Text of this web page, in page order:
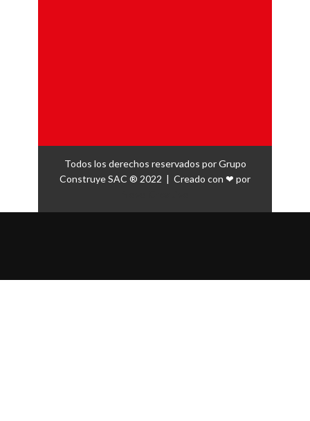
Todos los derechos reservados por Grupo
Construye SAC ® 2022 | Creado con ❤ por